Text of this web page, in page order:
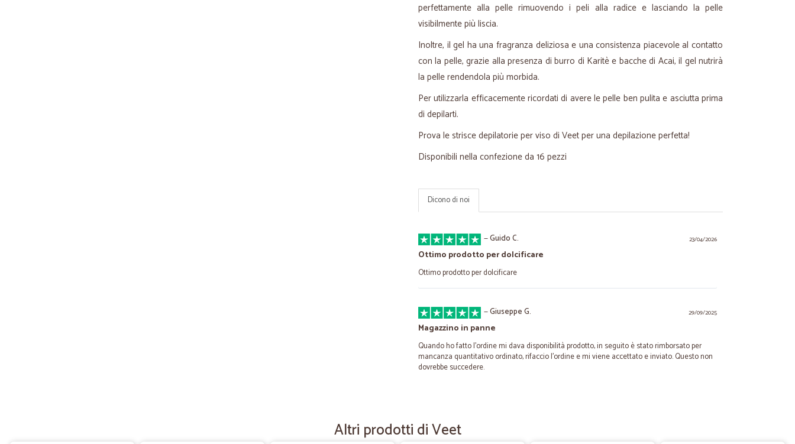
perfettamente alla pelle rimuovendo i peli alla radice e lasciando la pelle
visibilmente più liscia.
Inoltre, il gel ha una fragranza deliziosa e una consistenza piacevole al contatto
con la pelle, grazie alla presenza di burro di Karitè e bacche di Acai, il gel nutrirà
la pelle rendendola più morbida.
Per utilizzarla efficacemente ricordati di avere le pelle ben pulita e asciutta prima
di depilarti.
Prova le strisce depilatorie per viso di Veet per una depilazione perfetta!
Disponibili nella confezione da 16 pezzi
Dicono di noi
23/04/2026
—Guido C.
Ottimo prodotto per dolcificare
Ottimo prodotto per dolcificare
29/09/2025
—Giuseppe G.
Magazzino in panne
Quando ho fatto l'ordine mi dava disponibilità prodotto, in seguito è stato rimborsato per
mancanza quantitativo ordinato, rifaccio l'ordine e mi viene accettato e inviato. Questo non
dovrebbe succedere.
sono molto soddisfatto della spesa è…
Altri prodotti di Veet